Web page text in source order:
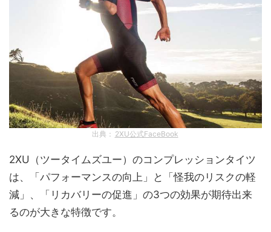
出典： 2XU公式FaceBook
2XU（ツータイムズユー）のコンプレッションタイツ
は、「パフォーマンスの向上」と「怪我のリスクの軽
減」、「リカバリーの促進」の3つの効果が期待出来
るのが大きな特徴です。